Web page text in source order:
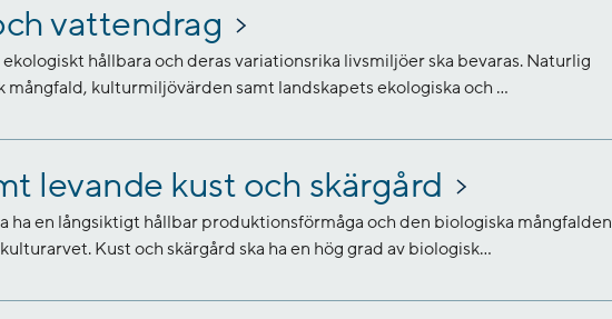
vattendrag
hållbara och deras variationsrika livsmiljöer ska bevaras. Naturlig
kulturmiljövärden samt landskapets ekologiska och ...
levande kust och skärgård
ha en långsiktigt hållbar produktionsförmåga och den biologiska mångfalden
Kust och skärgård ska ha en hög grad av biologisk...